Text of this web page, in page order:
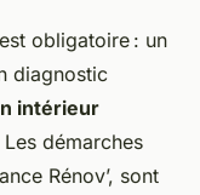
obligatoire : un
diagnostic
intérieur
démarches
Rénov’, sont